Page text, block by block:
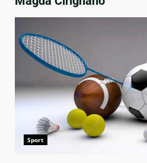
Sport